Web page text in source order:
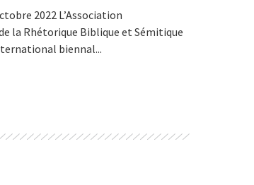
2022 L’Association
la Rhétorique Biblique et Sémitique
biennal...